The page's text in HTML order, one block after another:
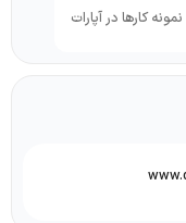
نمونه کارها در آپارات